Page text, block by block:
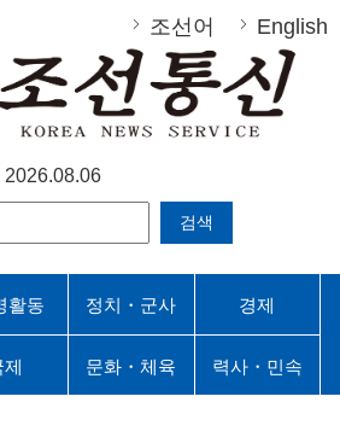
조선어 English
검색
활동 정치・군사 경제
제 문화・체육 력사・민속